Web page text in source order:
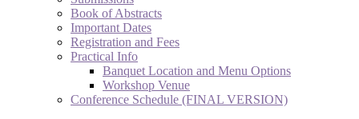
Book of Abstracts
Important Dates
Registration and Fees
Practical Info
Banquet Location and Menu Options
Workshop Venue
Conference Schedule (FINAL VERSION)